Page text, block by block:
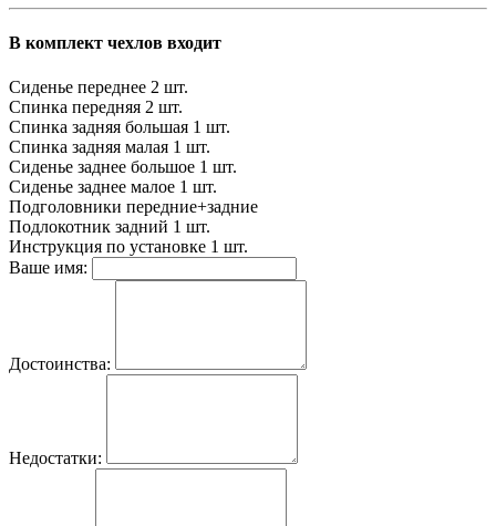
В комплект чехлов входит
Сиденье переднее 2 шт.
Спинка передняя 2 шт.
Спинка задняя большая 1 шт.
Спинка задняя малая 1 шт.
Сиденье заднее большое 1 шт.
Сиденье заднее малое 1 шт.
Подголовники передние+задние
Подлокотник задний 1 шт.
Инструкция по установке 1 шт.
Ваше имя:
Достоинства:
Недостатки: